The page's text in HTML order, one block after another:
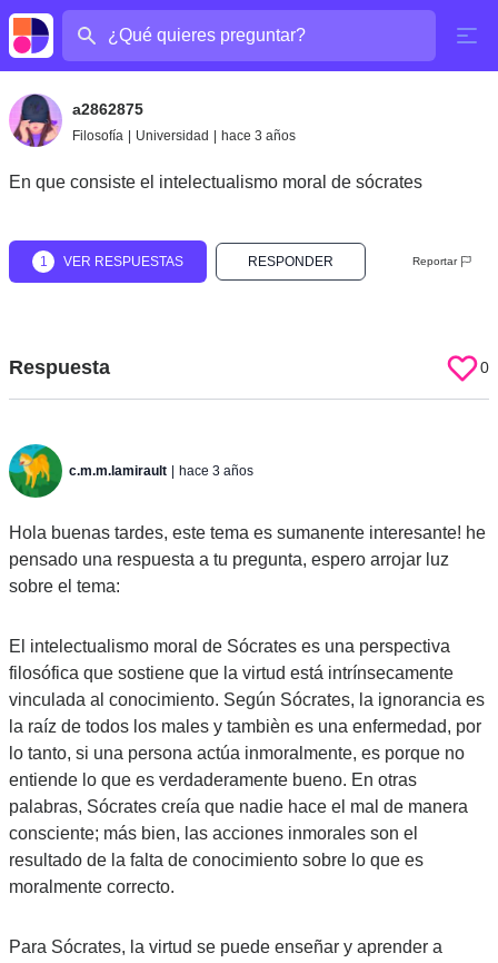
a2862875
Filosofía Universidad hace 3 años
En que consiste el intelectualismo moral de sócrates
1 VER RESPUESTAS RESPONDER Reportar
Respuesta 0
c.m.m.lamirault hace 3 años
Hola buenas tardes, este tema es sumanente interesante! he
pensado una respuesta a tu pregunta, espero arrojar luz
sobre el tema:
El intelectualismo moral de Sócrates es una perspectiva
filosófica que sostiene que la virtud está intrínsecamente
vinculada al conocimiento. Según Sócrates, la ignorancia es
la raíz de todos los males y tambièn es una enfermedad, por
lo tanto, si una persona actúa inmoralmente, es porque no
entiende lo que es verdaderamente bueno. En otras
palabras, Sócrates creía que nadie hace el mal de manera
consciente; más bien, las acciones inmorales son el
resultado de la falta de conocimiento sobre lo que es
moralmente correcto.
Para Sócrates, la virtud se puede enseñar y aprender a